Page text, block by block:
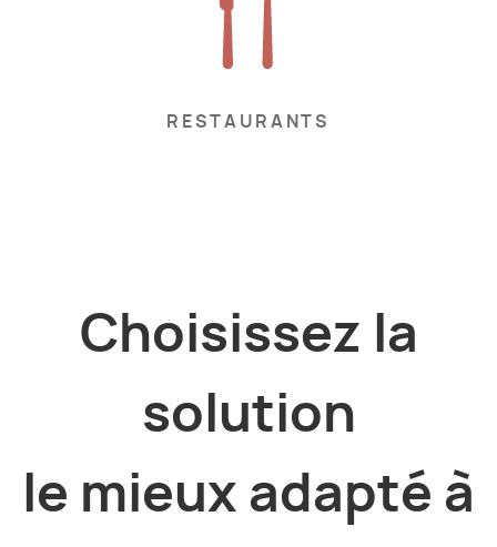
RESTAURANTS
Choisissez la
solution
le mieux adapté à